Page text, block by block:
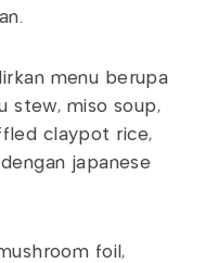
menu berupa
stew, miso soup,
claypot rice,
japanese
foil,